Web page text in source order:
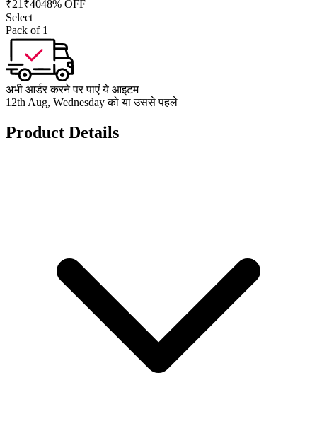
₹21 ₹4048% OFF
Select
Pack of 1
अभी आर्डर करने पर पाएं ये आइटम
12th Aug, Wednesday को या उससे पहले
Product Details